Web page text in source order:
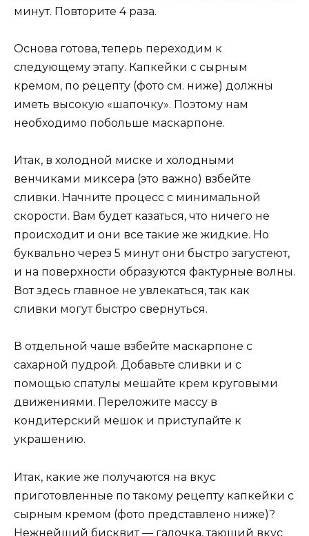
минут. Повторите 4 раза.
Основа готова, теперь переходим к
следующему этапу. Капкейки с сырным
кремом, по рецепту (фото см. ниже) должны
иметь высокую «шапочку». Поэтому нам
необходимо побольше маскарпоне.
Итак, в холодной миске и холодными
венчиками миксера (это важно) взбейте
сливки. Начните процесс с минимальной
скорости. Вам будет казаться, что ничего не
происходит и они все такие же жидкие. Но
буквально через 5 минут они быстро загустеют,
и на поверхности образуются фактурные волны.
Вот здесь главное не увлекаться, так как
сливки могут быстро свернуться.
В отдельной чаше взбейте маскарпоне с
сахарной пудрой. Добавьте сливки и с
помощью спатулы мешайте крем круговыми
движениями. Переложите массу в
кондитерский мешок и приступайте к
украшению.
Итак, какие же получаются на вкус
приготовленные по такому рецепту капкейки с
сырным кремом (фото представлено ниже)?
Нежнейший бисквит — галочка, тающий вкус